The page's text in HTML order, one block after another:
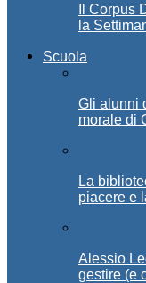
Il Corpus
la
Scuola
Gli alunni
morale di
La
piacere e
Alessio
gestire (e